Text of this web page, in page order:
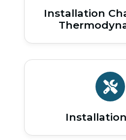
Installation